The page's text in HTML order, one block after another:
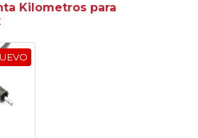
Kilometros para